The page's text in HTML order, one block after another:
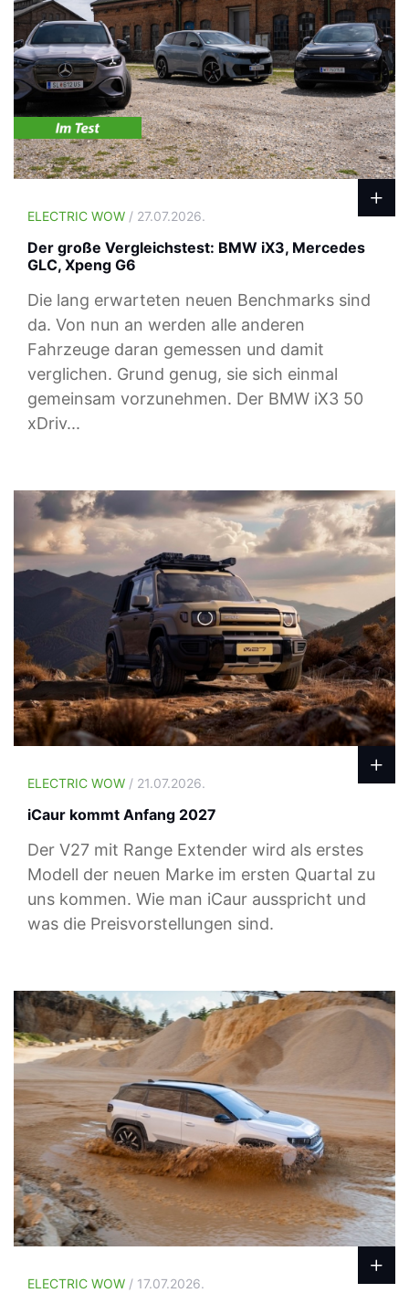
ELECTRIC WOW / 27.07.2026.
Der große Vergleichstest: BMW iX3, Mercedes
GLC, Xpeng G6
Die lang erwarteten neuen Benchmarks sind
da. Von nun an werden alle anderen
Fahrzeuge daran gemessen und damit
verglichen. Grund genug, sie sich einmal
gemeinsam vorzunehmen. Der BMW iX3 50
xDriv...
ELECTRIC WOW / 21.07.2026.
iCaur kommt Anfang 2027
Der V27 mit Range Extender wird als erstes
Modell der neuen Marke im ersten Quartal zu
uns kommen. Wie man iCaur ausspricht und
was die Preisvorstellungen sind.
ELECTRIC WOW / 17.07.2026.